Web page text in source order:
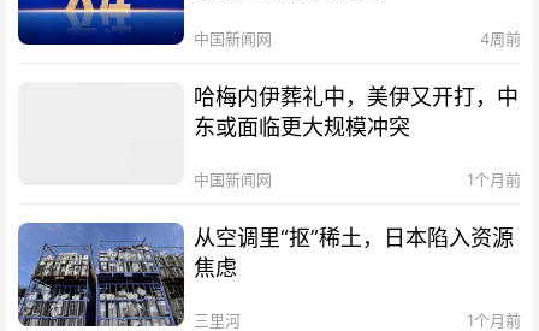
中国新闻网 4周前
哈梅内伊葬礼中，美伊又开打，中
东或面临更大规模冲突
中国新闻网 1个月前
从空调里“抠”稀土，日本陷入资源
焦虑
三里河 1个月前